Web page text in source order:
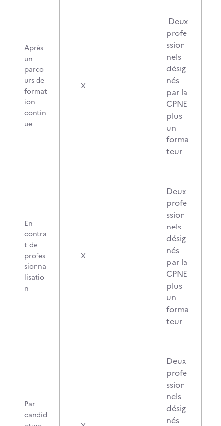
Après
un
parco
urs de
format
ion
contin
ue
X
Deux
profe
ssion
nels
désig
nés
par la
CPNE
plus
un
forma
teur
En
contra
t de
profes
sionna
lisatio
n
X
Deux
profe
ssion
nels
désig
nés
par la
CPNE
plus
un
forma
teur
Par
candid
Deux
profe
ssion
nels
désig
nés